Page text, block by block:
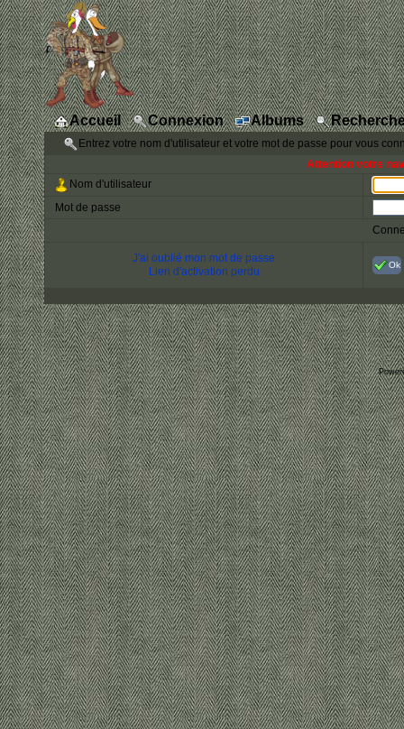
Accueil Connexion Albums
Entrez votre nom d'utilisateur et votre mot de passe pour vous
Attention votre
Nom d'utilisateur
Mot de passe
J'ai oublié mon mot de passe
Lien d'activation perdu
Ok